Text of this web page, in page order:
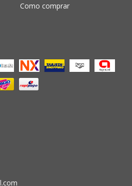
Como comprar